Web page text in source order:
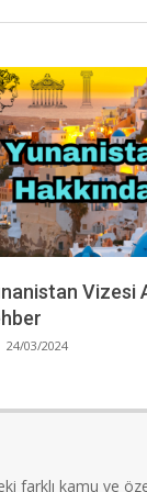
Vizesi
24/03/2024
farklı kamu ve